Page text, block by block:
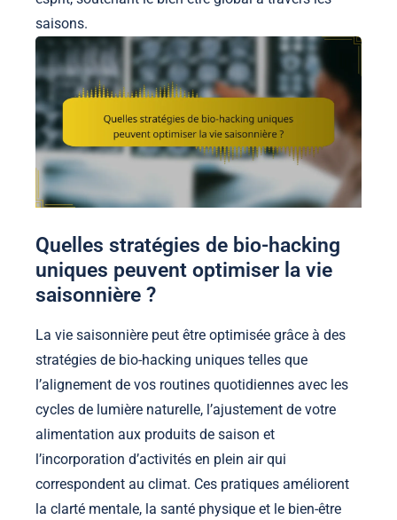
saisons.
Quelles stratégies de bio-hacking
uniques peuvent optimiser la vie
saisonnière ?
La vie saisonnière peut être optimisée grâce à des
stratégies de bio-hacking uniques telles que
l’alignement de vos routines quotidiennes avec les
cycles de lumière naturelle, l’ajustement de votre
alimentation aux produits de saison et
l’incorporation d’activités en plein air qui
correspondent au climat. Ces pratiques améliorent
la clarté mentale, la santé physique et le bien-être